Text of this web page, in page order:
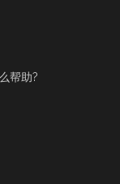
帮助?